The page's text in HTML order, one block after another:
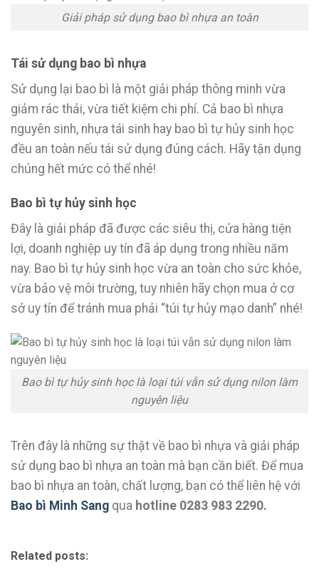
Giải pháp sử dụng bao bì nhựa an toàn
Tái sử dụng bao bì nhựa
Sử dụng lại bao bì là một giải pháp thông minh vừa
giảm rác thải, vừa tiết kiệm chi phí. Cả bao bì nhựa
nguyên sinh, nhựa tái sinh hay bao bì tự hủy sinh học
đều an toàn nếu tái sử dụng đúng cách. Hãy tận dụng
chúng hết mức có thể nhé!
Bao bì tự hủy sinh học
Đây là giải pháp đã được các siêu thị, cửa hàng tiện
lợi, doanh nghiệp uy tín đã áp dụng trong nhiều năm
nay. Bao bì tự hủy sinh học vừa an toàn cho sức khỏe,
vừa bảo vệ môi trường, tuy nhiên hãy chọn mua ở cơ
sở uy tín để tránh mua phải “túi tự hủy mạo danh” nhé!
Bao bì tự hủy sinh học là loại túi vẫn sử dụng nilon làm
nguyên liệu
Trên đây là những sự thật về bao bì nhựa và giải pháp
sử dụng bao bì nhựa an toàn mà bạn cần biết. Để mua
bao bì nhựa an toàn, chất lượng, bạn có thể liên hệ với
Bao bì Minh Sang qua hotline 0283 983 2290.
Related posts: